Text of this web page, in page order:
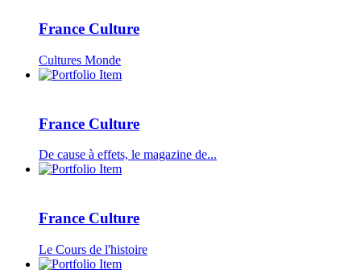
France Culture
Cultures Monde
France Culture
De cause à effets, le magazine de...
France Culture
Le Cours de l'histoire